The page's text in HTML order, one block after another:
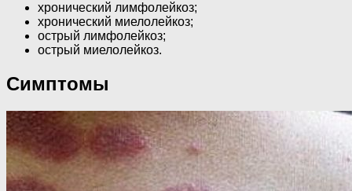
хронический лимфолейкоз;
хронический миелолейкоз;
острый лимфолейкоз;
острый миелолейкоз.
Симптомы